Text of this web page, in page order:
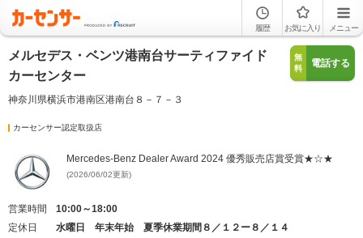
履歴 お気に入り メニュー
メルセデス・ベンツ港南台サーティファイド
カーセンター
神奈川県横浜市港南区港南台８－７－３
無
料
電話する
カーセンサー認定取扱店
Mercedes-Benz Dealer Award 2024 優秀販売店賞受賞★☆★
(2026/06/02更新)
営業時間
10:00～18:00
定休日
水曜日 年末年始 夏季休業期間８／１２ー８／１４